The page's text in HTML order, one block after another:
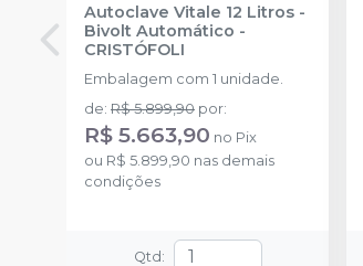
Autoclave Vitale 12 Litros -
Bivolt Automático -
CRISTÓFOLI
Embalagem com 1 unidade.
de: R$ 5.899,90 por:
R$ 5.663,90 no Pix
ou R$ 5.899,90 nas demais
condições
Qtd :